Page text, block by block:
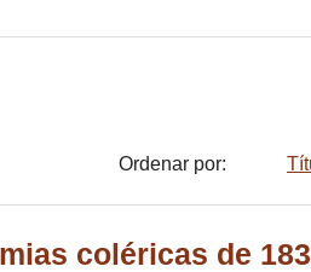
Ordenar por:
coléricas de